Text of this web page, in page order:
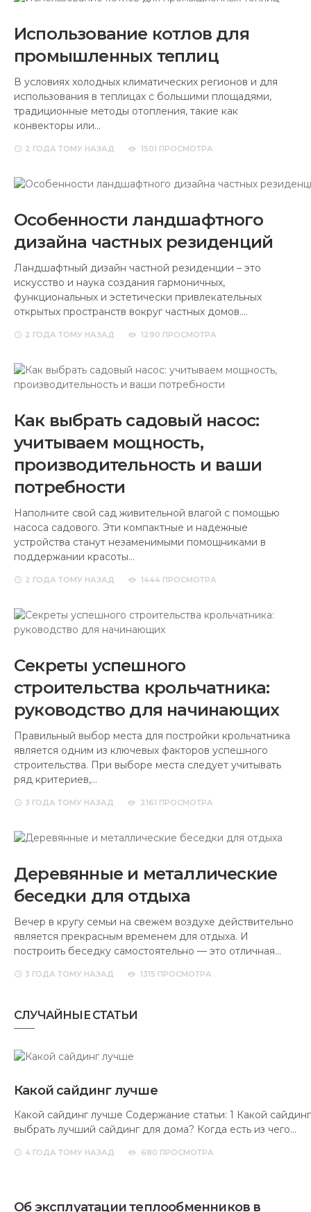
Использование котлов для
промышленных теплиц
В условиях холодных климатических регионов и для
использования в теплицах с большими площадями,
традиционные методы отопления, такие как
конвекторы или…
2 ГОДА ТОМУ НАЗАД 1501 ПРОСМОТРА
Особенности ландшафтного
дизайна частных резиденций
Ландшафтный дизайн частной резиденции – это
искусство и наука создания гармоничных,
функциональных и эстетически привлекательных
открытых пространств вокруг частных домов.…
2 ГОДА ТОМУ НАЗАД 1290 ПРОСМОТРА
Как выбрать садовый насос:
учитываем мощность,
производительность и ваши
потребности
Наполните свой сад живительной влагой с помощью
насоса садового. Эти компактные и надежные
устройства станут незаменимыми помощниками в
поддержании красоты…
2 ГОДА ТОМУ НАЗАД 1444 ПРОСМОТРА
Секреты успешного
строительства крольчатника:
руководство для начинающих
Правильный выбор места для постройки крольчатника
является одним из ключевых факторов успешного
строительства. При выборе места следует учитывать
ряд критериев,…
3 ГОДА ТОМУ НАЗАД 2161 ПРОСМОТРА
Деревянные и металлические
беседки для отдыха
Вечер в кругу семьи на свежем воздухе действительно
является прекрасным временем для отдыха. И
построить беседку самостоятельно — это отличная…
3 ГОДА ТОМУ НАЗАД 1315 ПРОСМОТРА
СЛУЧАЙНЫЕ СТАТЬИ
Какой сайдинг лучше
Какой сайдинг лучше Содержание статьи: 1 Какой
выбрать лучший сайдинг для дома? Когда есть из чего…
4 ГОДА ТОМУ НАЗАД 680 ПРОСМОТРА
Об эксплуатации теплообменников в